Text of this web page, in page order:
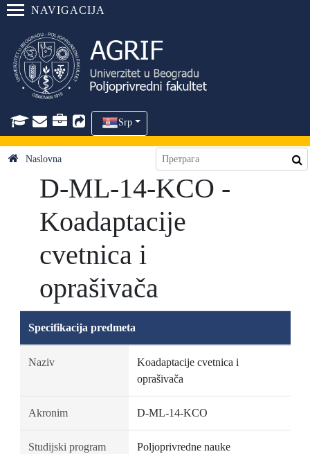
NAVIGACIJA
Srp
Naslovna
D-ML-14-KCO -
Koadaptacije
cvetnica i
oprašivača
Specifikacija predmeta
Naziv
Koadaptacije cvetnica i
oprašivača
Akronim D-ML-14-KCO
Studijski program Poljoprivredne nauke